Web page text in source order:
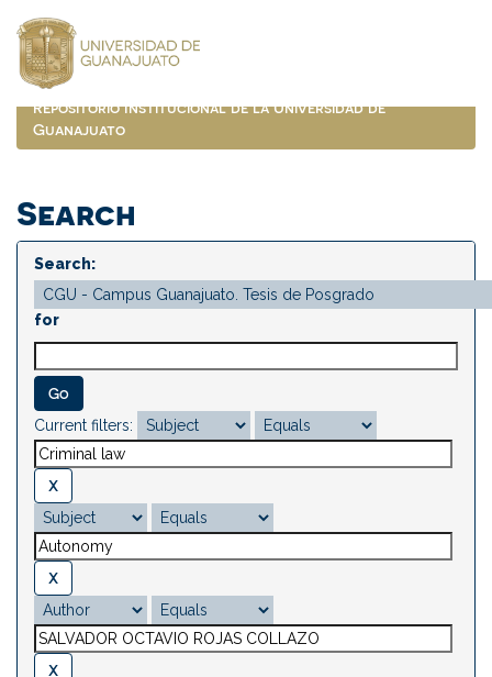
navigation
Repositorio Institucional de la Universidad de
Guanajuato
Search
Search:
for
Current filters: